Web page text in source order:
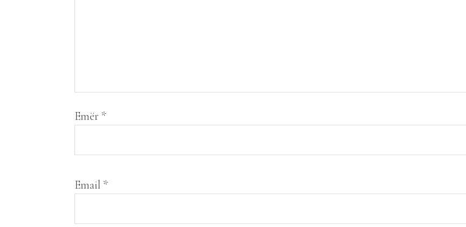
Emër *
Email *